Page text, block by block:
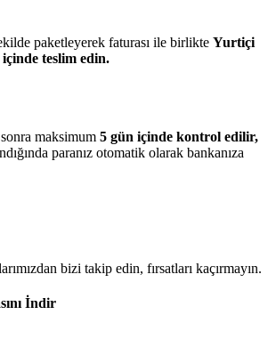
paketleyerek faturası ile birlikte Yurtiçi
teslim edin.
maksimum 5 gün içinde kontrol edilir,
paranız otomatik olarak bankanıza
bizi takip edin, fırsatları kaçırmayın.
İndir